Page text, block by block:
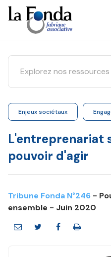
Aller
au
contenu
principal
Enjeux sociétaux
L'entreprenariat
pouvoir d'agir
Tribune Fonda N°246 -
ensemble - Juin 2020